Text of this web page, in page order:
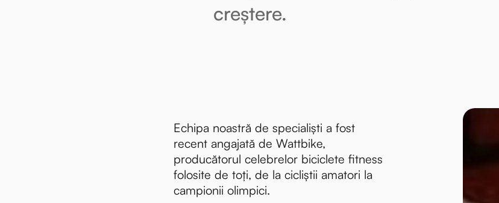
creștere.
Echipa noastră de specialiști a fost
recent angajată de Wattbike,
producătorul celebrelor biciclete fitness
folosite de toți, de la cicliștii amatori la
campionii olimpici.